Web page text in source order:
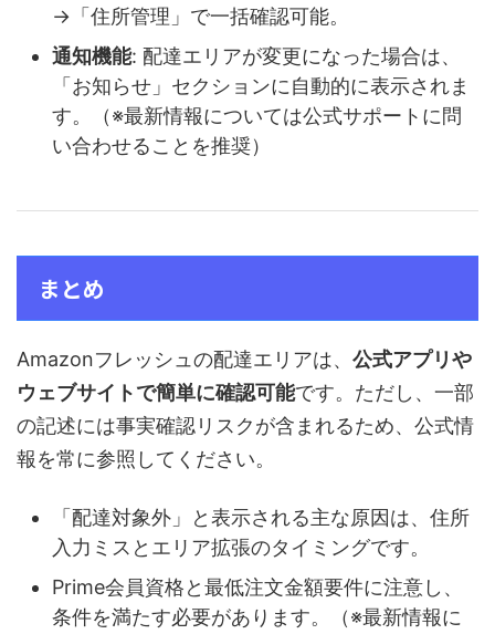
→「住所管理」で一括確認可能。
通知機能: 配達エリアが変更になった場合は、
「お知らせ」セクションに自動的に表示されま
す。（※最新情報については公式サポートに問
い合わせることを推奨）
まとめ
Amazonフレッシュの配達エリアは、 公式アプリや
ウェブサイトで簡単に確認可能です。ただし、一部
の記述には事実確認リスクが含まれるため、公式情
報を常に参照してください。
「配達対象外」と表示される主な原因は、住所
入力ミスとエリア拡張のタイミングです。
Prime会員資格と最低注文金額要件に注意し、
条件を満たす必要があります。（※最新情報に